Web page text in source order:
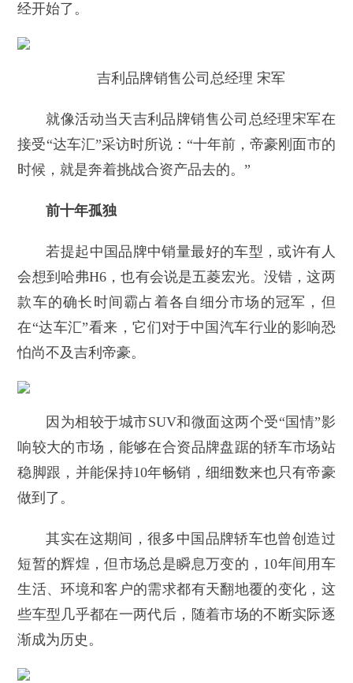
经开始了。
吉利品牌销售公司总经理 宋军
就像活动当天吉利品牌销售公司总经理宋军在
接受“达车汇”采访时所说：“十年前，帝豪刚面市的
时候，就是奔着挑战合资产品去的。”
前十年孤独
若提起中国品牌中销量最好的车型，或许有人
会想到哈弗H6，也有会说是五菱宏光。没错，这两
款车的确长时间霸占着各自细分市场的冠军，但
在“达车汇”看来，它们对于中国汽车行业的影响恐
怕尚不及吉利帝豪。
因为相较于城市SUV和微面这两个受“国情”影
响较大的市场，能够在合资品牌盘踞的轿车市场站
稳脚跟，并能保持10年畅销，细细数来也只有帝豪
做到了。
其实在这期间，很多中国品牌轿车也曾创造过
短暂的辉煌，但市场总是瞬息万变的，10年间用车
生活、环境和客户的需求都有天翻地覆的变化，这
些车型几乎都在一两代后，随着市场的不断实际逐
渐成为历史。